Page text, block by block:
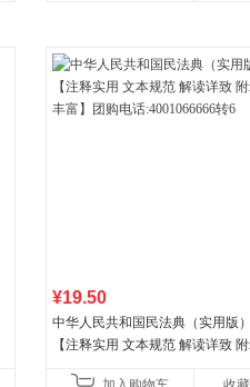
¥19.50
中华人民共和国民法典（实用版
【注释实用 文本规范 解读详致